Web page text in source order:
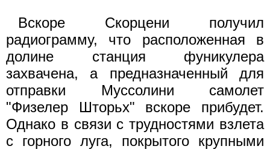
Вскоре Скорцени получил
радиограмму, что расположенная в
долине станция фуникулера
захвачена, а предназначенный для
отправки Муссолини самолет
"Физелер Шторьх" вскоре прибудет.
Однако в связи с трудностями взлета
с горного луга, покрытого крупными